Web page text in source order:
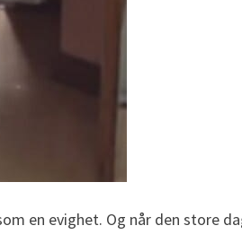
en evighet. Og når den store